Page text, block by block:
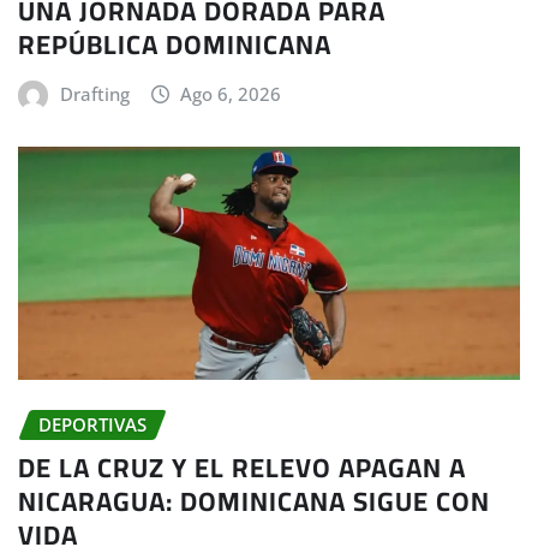
UNA JORNADA DORADA PARA
REPÚBLICA DOMINICANA
Drafting Ago 6, 2026
DEPORTIVAS
DE LA CRUZ Y EL RELEVO APAGAN A
NICARAGUA: DOMINICANA SIGUE CON
VIDA